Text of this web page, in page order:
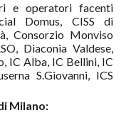
e operatori facenti
Domus, CISS di
Consorzio Monviso
Diaconia Valdese,
IC Alba, IC Bellini, IC
S.Giovanni, ICS
Milano: